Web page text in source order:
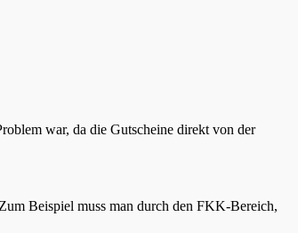
war, da die Gutscheine direkt von der
Beispiel muss man durch den FKK-Bereich,